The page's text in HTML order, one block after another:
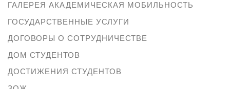
ГАЛЕРЕЯ АКАДЕМИЧЕСКАЯ МОБИЛЬНОСТЬ
ГОСУДАРСТВЕННЫЕ УСЛУГИ
ДОГОВОРЫ О СОТРУДНИЧЕСТВЕ
ДОМ СТУДЕНТОВ
ДОСТИЖЕНИЯ СТУДЕНТОВ